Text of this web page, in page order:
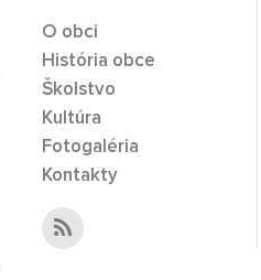
O obci
História obce
Školstvo
Kultúra
Fotogaléria
Kontakty